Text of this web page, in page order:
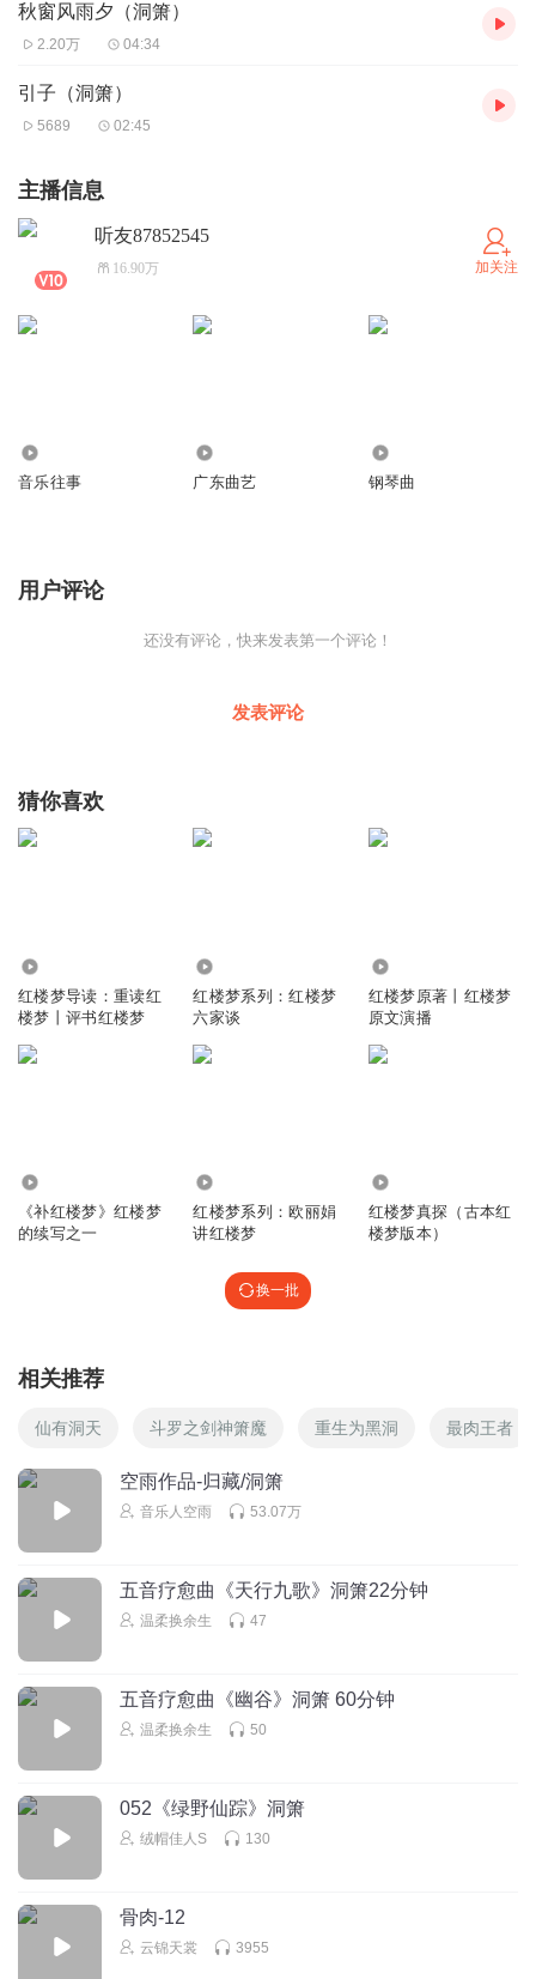
秋窗风雨夕（洞箫）
2.20万 04:34
引子（洞箫）
5689 02:45
主播信息
听友87852545
16.90万 加关注
音乐往事 广东曲艺 钢琴曲
用户评论
还没有评论，快来发表第一个评论！
发表评论
猜你喜欢
红楼梦导读：重读红
楼梦丨评书红楼梦
红楼梦系列：红楼梦
六家谈
红楼梦原著丨红楼梦
原文演播
《补红楼梦》红楼梦
的续写之一
红楼梦系列：欧丽娟
讲红楼梦
红楼梦真探（古本红
楼梦版本）
换一批
相关推荐
仙有洞天 斗罗之剑神箫魔 重生为黑洞 最肉王者
空雨作品-归藏/洞箫
音乐人空雨 53.07万
五音疗愈曲《天行九歌》洞箫22分钟
温柔换余生 47
五音疗愈曲《幽谷》洞箫 60分钟
温柔换余生 50
052《绿野仙踪》洞箫
绒帽佳人S 130
骨肉-12
云锦天裳 3955